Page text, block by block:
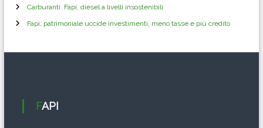
Carburanti: Fapi, diesel a livelli insostenibili
Fapi, patrimoniale uccide investimenti, meno tasse e più credito
FAPI